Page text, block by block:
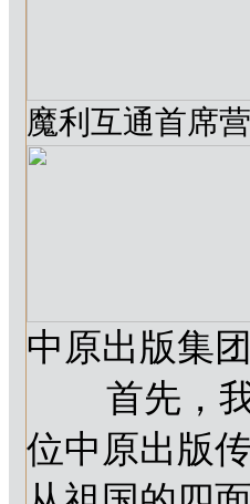
魔利互通首席
中原出版集
首先，我
位中原出版